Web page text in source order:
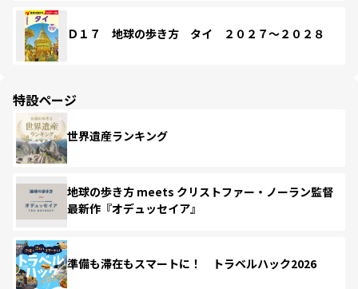
Ｄ１７ 地球の歩き方 タイ ２０２７～２０２８
特設ページ
世界遺産ランキング
地球の歩き方 meets クリストファー・ノーラン監督
最新作『オデュッセイア』
準備も滞在もスマートに！ トラベルハック2026